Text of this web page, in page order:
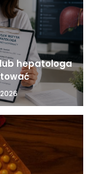
hepatologa